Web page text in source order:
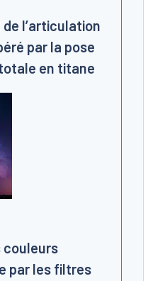
l’articulation
par la pose
en titane
couleurs
par les filtres